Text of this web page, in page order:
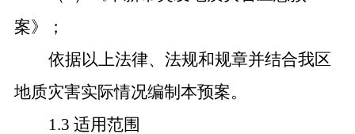
案》；
依据以上法律、法规和规章并结合我区
地质灾害实际情况编制本预案。
1.3 适用范围